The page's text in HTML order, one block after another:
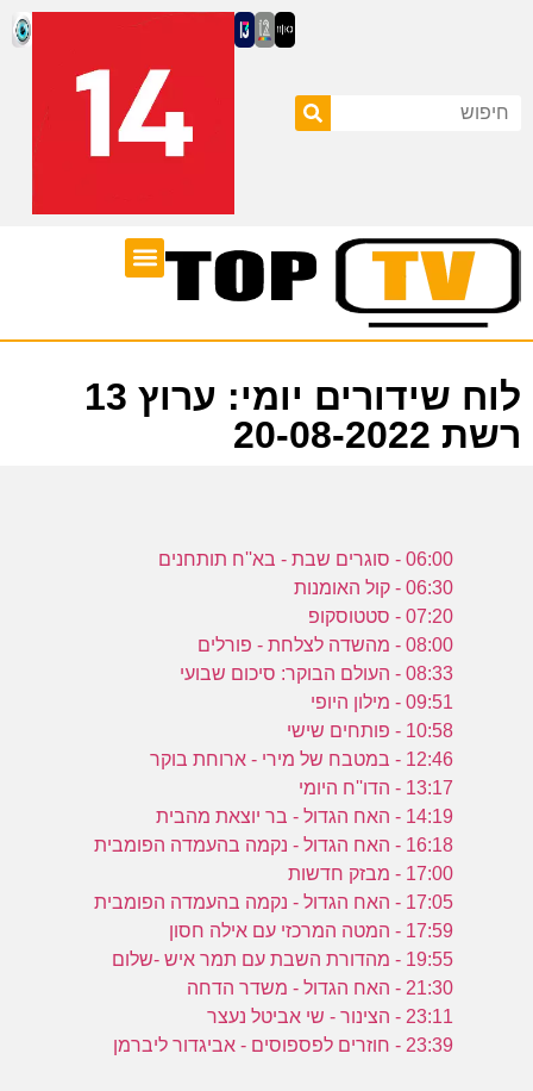
לוח שידורים יומי: ערוץ 13
רשת 20-08-2022
06:00 - סוגרים שבת - בא''ח תותחנים
06:30 - קול האומנות
07:20 - סטטוסקופ
08:00 - מהשדה לצלחת - פורלים
08:33 - העולם הבוקר: סיכום שבועי
09:51 - מילון היופי
10:58 - פותחים שישי
12:46 - במטבח של מירי - ארוחת בוקר
13:17 - הדו''ח היומי
14:19 - האח הגדול - בר יוצאת מהבית
16:18 - האח הגדול - נקמה בהעמדה הפומבית
17:00 - מבזק חדשות
17:05 - האח הגדול - נקמה בהעמדה הפומבית
17:59 - המטה המרכזי עם אילה חסון
19:55 - מהדורת השבת עם תמר איש -שלום
21:30 - האח הגדול - משדר הדחה
23:11 - הצינור - שי אביטל נעצר
23:39 - חוזרים לפספוסים - אביגדור ליברמן